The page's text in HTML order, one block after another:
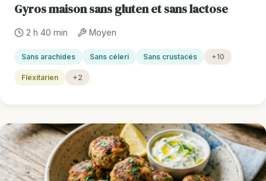
Gyros maison sans gluten et sans lactose
2 h 40 min Moyen
Sans arachides Sans céleri Sans crustacés +10
Flexitarien +2